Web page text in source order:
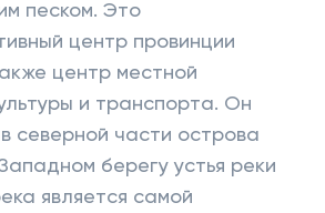
песком. Это
центр провинции
центр местной
и транспорта. Он
северной части острова
берегу устья реки
является самой